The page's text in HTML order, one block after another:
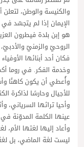
والكنيسة والوطن، لتعلن
الإيمان إذا لم يتجسّد
هو إبن بلدة فيطرون
فكان أحد أبنائها
وخدمة الفكر. في روما
وأُعطي أن يكون كاهنًا
للأجيال وحارسًا لذاكرة
وأحيا تراثها السرياني،
عينها الكلمة المدوّنة
وأعاد إليها لغتها الأم،
ليست لغة الماضي، بل